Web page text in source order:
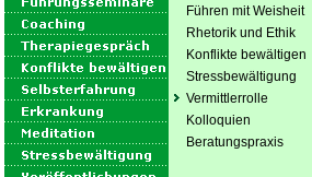
Führen mit Weisheit
Rhetorik und Ethik
Konflikte bewältigen
Stressbewältigung
Vermittlerrolle
Kolloquien
Beratungspraxis